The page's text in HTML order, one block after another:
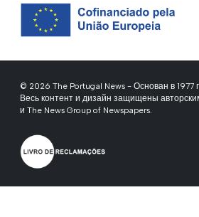
© 2026 The Portugal News - Основан в 1977
Весь контент и дизайн защищены
и The News Group of Newspapers.